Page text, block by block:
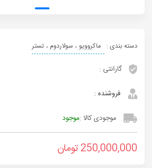
دسته بندی : ماکروویو ، سولاردوم ، تستر
گارانتی :
فروشنده :
موجودی کالا :موجود
250,000,000تومان